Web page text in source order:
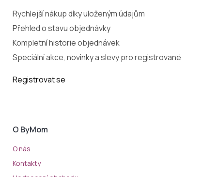
Rychlejší nákup díky uloženým údajům
Přehled o stavu objednávky
Kompletní historie objednávek
Speciální akce, novinky a slevy pro registrované
Registrovat se
O ByMom
O nás
Kontakty